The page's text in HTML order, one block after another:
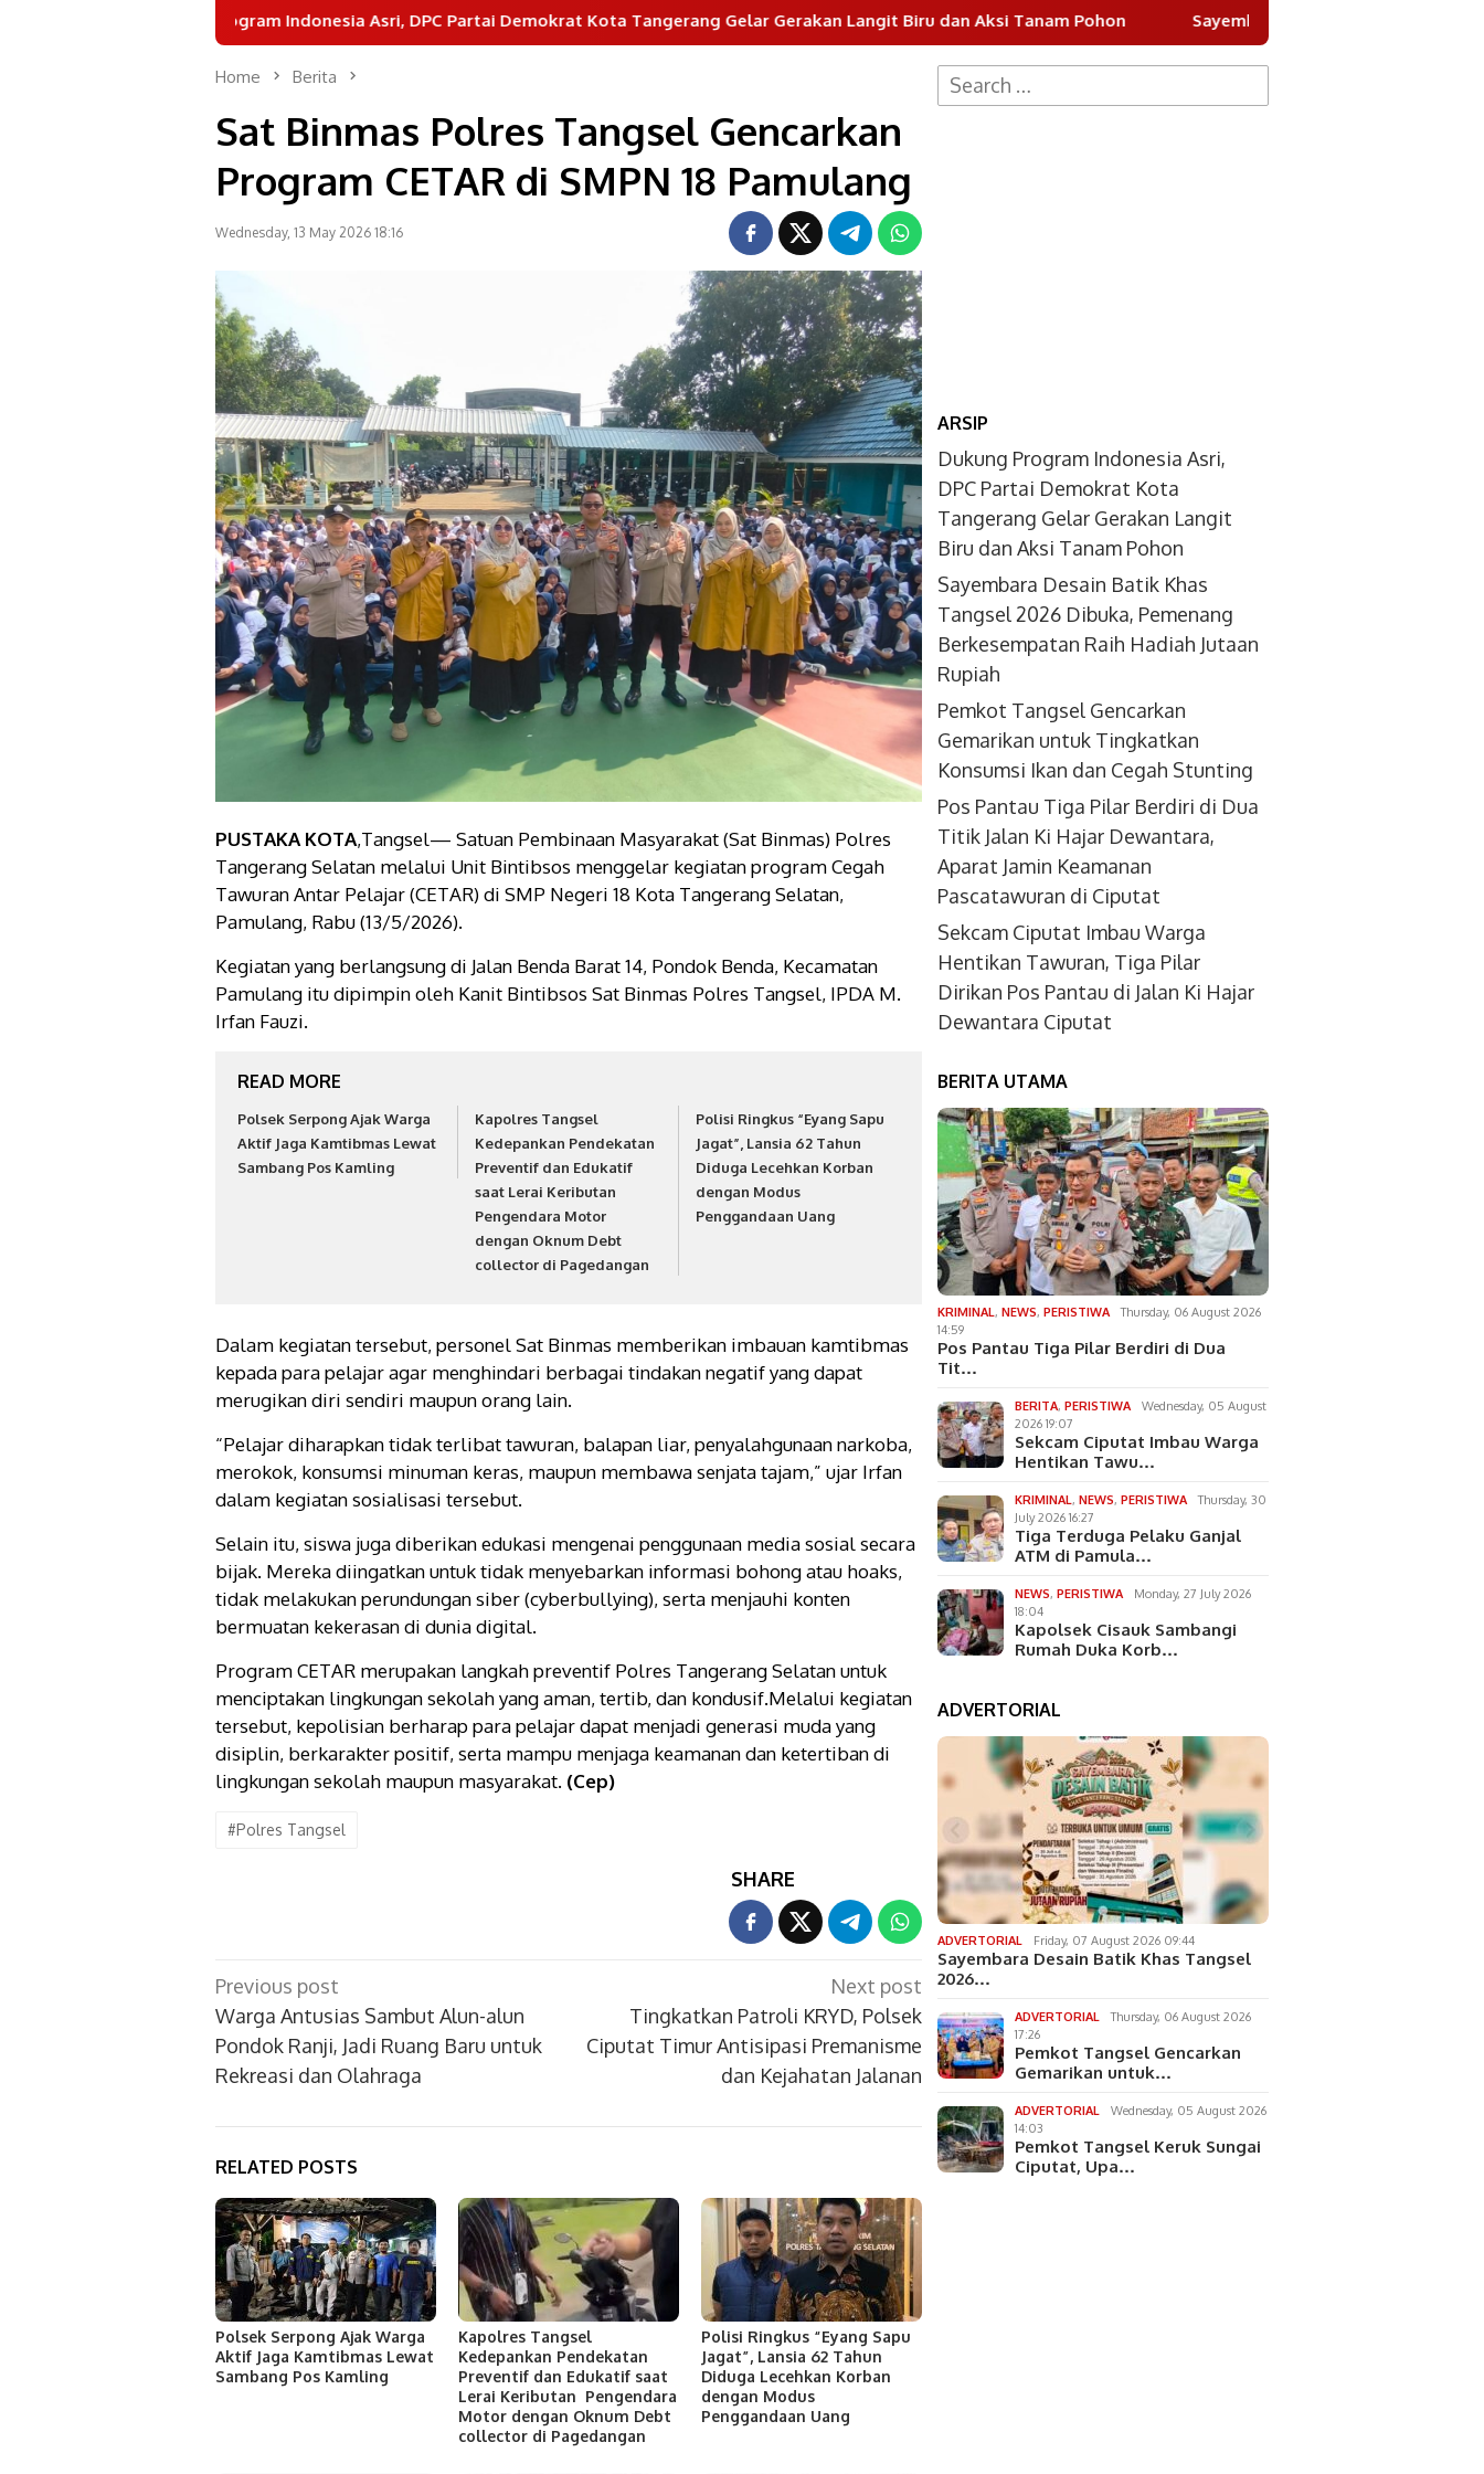
Dukung Program Indonesia Asri, DPC Partai Demokrat Kota Tangerang Gelar Gerakan Langit Biru dan Aksi Tanam Pohon Sayembara Desain Batik Khas Tangsel 2026
Home Berita
Sat Binmas Polres Tangsel Gencarkan
Program CETAR di SMPN 18 Pamulang
Wednesday, 13 May 2026 18:16
PUSTAKA KOTA,Tangsel— Satuan Pembinaan Masyarakat (Sat Binmas) Polres
Tangerang Selatan melalui Unit Bintibsos menggelar kegiatan program Cegah
Tawuran Antar Pelajar (CETAR) di SMP Negeri 18 Kota Tangerang Selatan,
Pamulang, Rabu (13/5/2026).
Kegiatan yang berlangsung di Jalan Benda Barat 14, Pondok Benda, Kecamatan
Pamulang itu dipimpin oleh Kanit Bintibsos Sat Binmas Polres Tangsel, IPDA M.
Irfan Fauzi.
READ MORE
Polsek Serpong Ajak Warga
Aktif Jaga Kamtibmas Lewat
Sambang Pos Kamling
Kapolres Tangsel
Kedepankan Pendekatan
Preventif dan Edukatif
saat Lerai Keributan
Pengendara Motor
dengan Oknum Debt
collector di Pagedangan
Polisi Ringkus “Eyang Sapu
Jagat”, Lansia 62 Tahun
Diduga Lecehkan Korban
dengan Modus
Penggandaan Uang
Dalam kegiatan tersebut, personel Sat Binmas memberikan imbauan kamtibmas
kepada para pelajar agar menghindari berbagai tindakan negatif yang dapat
merugikan diri sendiri maupun orang lain.
“Pelajar diharapkan tidak terlibat tawuran, balapan liar, penyalahgunaan narkoba,
merokok, konsumsi minuman keras, maupun membawa senjata tajam,” ujar Irfan
dalam kegiatan sosialisasi tersebut.
Selain itu, siswa juga diberikan edukasi mengenai penggunaan media sosial secara
bijak. Mereka diingatkan untuk tidak menyebarkan informasi bohong atau hoaks,
tidak melakukan perundungan siber (cyberbullying), serta menjauhi konten
bermuatan kekerasan di dunia digital.
Program CETAR merupakan langkah preventif Polres Tangerang Selatan untuk
menciptakan lingkungan sekolah yang aman, tertib, dan kondusif.Melalui kegiatan
tersebut, kepolisian berharap para pelajar dapat menjadi generasi muda yang
disiplin, berkarakter positif, serta mampu menjaga keamanan dan ketertiban di
lingkungan sekolah maupun masyarakat. (Cep)
#Polres Tangsel
SHARE
Post
navigation
Previous post
Warga Antusias Sambut Alun-alun
Pondok Ranji, Jadi Ruang Baru untuk
Rekreasi dan Olahraga
Next post
Tingkatkan Patroli KRYD, Polsek
Ciputat Timur Antisipasi Premanisme
dan Kejahatan Jalanan
RELATED POSTS
Polsek Serpong Ajak Warga
Aktif Jaga Kamtibmas Lewat
Sambang Pos Kamling
Kapolres Tangsel
Kedepankan Pendekatan
Preventif dan Edukatif saat
Lerai Keributan Pengendara
Motor dengan Oknum Debt
collector di Pagedangan
Polisi Ringkus “Eyang Sapu
Jagat”, Lansia 62 Tahun
Diduga Lecehkan Korban
dengan Modus
Penggandaan Uang
Search
for:
ARSIP
Dukung Program Indonesia Asri,
DPC Partai Demokrat Kota
Tangerang Gelar Gerakan Langit
Biru dan Aksi Tanam Pohon
Sayembara Desain Batik Khas
Tangsel 2026 Dibuka, Pemenang
Berkesempatan Raih Hadiah Jutaan
Rupiah
Pemkot Tangsel Gencarkan
Gemarikan untuk Tingkatkan
Konsumsi Ikan dan Cegah Stunting
Pos Pantau Tiga Pilar Berdiri di Dua
Titik Jalan Ki Hajar Dewantara,
Aparat Jamin Keamanan
Pascatawuran di Ciputat
Sekcam Ciputat Imbau Warga
Hentikan Tawuran, Tiga Pilar
Dirikan Pos Pantau di Jalan Ki Hajar
Dewantara Ciputat
BERITA UTAMA
KRIMINAL,NEWS,PERISTIWA
Thursday, 06 August 2026
14:59
Pos Pantau Tiga Pilar Berdiri di Dua
Tit…
BERITA,PERISTIWA
Wednesday, 05 August
2026 19:07
Sekcam Ciputat Imbau Warga
Hentikan Tawu…
KRIMINAL,NEWS,PERISTIWA
Thursday, 30
July 2026 16:27
Tiga Terduga Pelaku Ganjal
ATM di Pamula…
NEWS,PERISTIWA
Monday, 27 July 2026
18:04
Kapolsek Cisauk Sambangi
Rumah Duka Korb…
ADVERTORIAL
ADVERTORIAL Friday, 07 August 2026 09:44
Sayembara Desain Batik Khas Tangsel
2026…
ADVERTORIAL
Thursday, 06 August 2026
17:26
Pemkot Tangsel Gencarkan
Gemarikan untuk…
ADVERTORIAL
Wednesday, 05 August 2026
14:03
Pemkot Tangsel Keruk Sungai
Ciputat, Upa…